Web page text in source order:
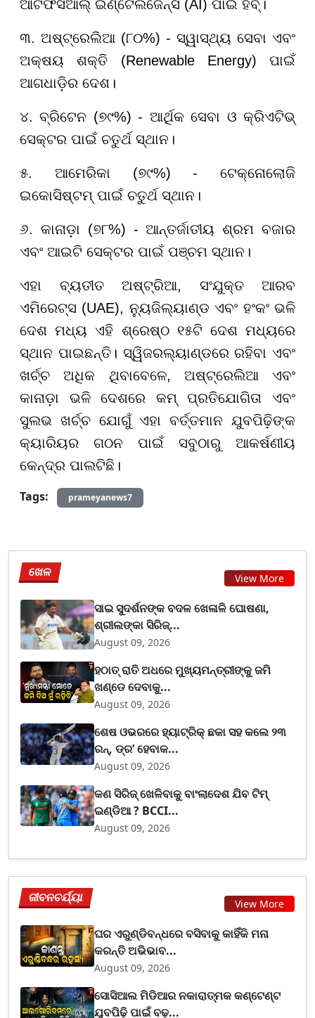
ଆର୍ଟିଫିସିଆଲ୍ ଇଣ୍ଟେଲିଜେନ୍ସ (AI) ପାଇଁ ହବ୍।
୩. ଅଷ୍ଟ୍ରେଲିଆ (୮୦%) - ସ୍ୱାସ୍ଥ୍ୟ ସେବା ଏବଂ
ଅକ୍ଷୟ ଶକ୍ତି (Renewable Energy) ପାଇଁ
ଆଗଧାଡ଼ିର ଦେଶ।
୪. ବ୍ରିଟେନ (୭୯%) - ଆର୍ଥିକ ସେବା ଓ କ୍ରିଏଟିଭ୍
ସେକ୍ଟର ପାଇଁ ଚତୁର୍ଥ ସ୍ଥାନ।
୫. ଆମେରିକା (୭୯%) - ଟେକ୍ନୋଲୋଜି
ଇକୋସିଷ୍ଟମ୍ ପାଇଁ ଚତୁର୍ଥ ସ୍ଥାନ।
୬. କାନାଡ଼ା (୭୮%) - ଆନ୍ତର୍ଜାତୀୟ ଶ୍ରମ ବଜାର
ଏବଂ ଆଇଟି ସେକ୍ଟର ପାଇଁ ପଞ୍ଚମ ସ୍ଥାନ।
ଏହା ବ୍ୟତୀତ ଅଷ୍ଟ୍ରିଆ, ସଂଯୁକ୍ତ ଆରବ
ଏମିରେଟ୍ସ (UAE), ନ୍ୟୁଜିଲ୍ୟାଣ୍ଡ ଏବଂ ହଂକଂ ଭଳି
ଦେଶ ମଧ୍ୟ ଏହି ଶ୍ରେଷ୍ଠ ୧୫ଟି ଦେଶ ମଧ୍ୟରେ
ସ୍ଥାନ ପାଇଛନ୍ତି। ସ୍ୱିଜରଲ୍ୟାଣ୍ଡରେ ରହିବା ଏବଂ
ଖର୍ଚ୍ଚ ଅଧିକ ଥିବାବେଳେ, ଅଷ୍ଟ୍ରେଲିଆ ଏବଂ
କାନାଡ଼ା ଭଳି ଦେଶରେ କମ୍ ପ୍ରତିଯୋଗିତା ଏବଂ
ସୁଲଭ ଖର୍ଚ୍ଚ ଯୋଗୁଁ ଏହା ବର୍ତ୍ତମାନ ଯୁବପିଢ଼ିଙ୍କ
କ୍ୟାରିୟର ଗଠନ ପାଇଁ ସବୁଠାରୁ ଆକର୍ଷଣୀୟ
କେନ୍ଦ୍ର ପାଲଟିଛି।
Tags:
prameyanews7
ଖେଳ View More
ସାଇ ସୁଦର୍ଶନଙ୍କ ବଦଳ ଖେଳାଳି ଘୋଷଣା,
ଶ୍ରୀଲଙ୍କା ସିରିଜ୍...
August 09, 2026
ହଠାତ୍ ରାତି ଅଧରେ ମୁଖ୍ୟମନ୍ତ୍ରୀଙ୍କୁ ଜମି
ଖଣ୍ଡେ ଦେବାକୁ...
August 09, 2026
ଶେଷ ଓଭରରେ ହ୍ୟାଟ୍ରିକ୍ ଛକା ସହ କଲେ ୨୩
ରନ୍, ଡ୍ର’ ହେବାକ...
August 09, 2026
କଣ ସିରିଜ୍ ଖେଳିବାକୁ ବାଂଲାଦେଶ ଯିବ ଟିମ୍
ଇଣ୍ଡିଆ ? BCCI...
August 09, 2026
ଜୀବନଚର୍ଯ୍ୟା View More
ଘର ଏରୁଣ୍ଡିବନ୍ଧରେ ବସିବାକୁ କାହିଁକି ମନା
କରନ୍ତି ଅଭିଭାବ...
August 09, 2026
ସୋସିଆଲ ମିଡିଆର ନକାରାତ୍ମକ କଣ୍ଟେଣ୍ଟ
ଯୁବପିଢ଼ି ପାଇଁ ବଢ଼...